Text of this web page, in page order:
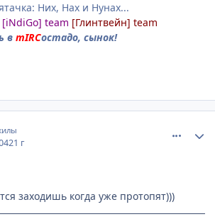
Них, Нах и Нунах...
[iNdiGo] team [Глинтвейн] team
в mIRCостадо, сынок!
21 г
заходишь когда уже протопят)))